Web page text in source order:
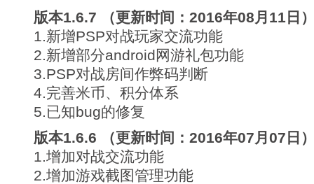
版本1.6.7 （更新时间：2016年08月11日
1.新增PSP对战玩家交流功能
2.新增部分android网游礼包功能
3.PSP对战房间作弊码判断
4.完善米币、积分体系
5.已知bug的修复
版本1.6.6 （更新时间：2016年07月07日
1.增加对战交流功能
2.增加游戏截图管理功能